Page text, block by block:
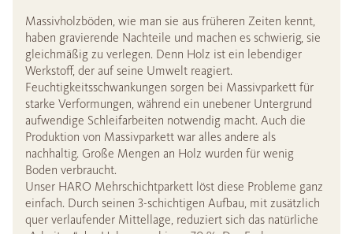
Massivholzböden, wie man sie aus früheren Zeiten kennt,
haben gravierende Nachteile und machen es schwierig, sie
gleichmäßig zu verlegen. Denn Holz ist ein lebendiger
Werkstoff, der auf seine Umwelt reagiert.
Feuchtigkeitsschwankungen sorgen bei Massivparkett für
starke Verformungen, während ein unebener Untergrund
aufwendige Schleifarbeiten notwendig macht. Auch die
Produktion von Massivparkett war alles andere als
nachhaltig. Große Mengen an Holz wurden für wenig
Boden verbraucht.
Unser HARO Mehrschichtparkett löst diese Probleme ganz
einfach. Durch seinen 3-schichtigen Aufbau, mit zusätzlich
quer verlaufender Mittellage, reduziert sich das natürliche